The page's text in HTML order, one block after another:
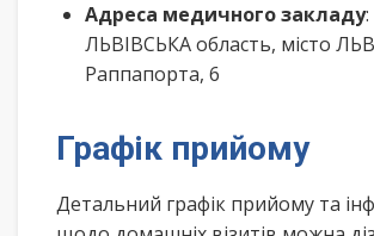
Адреса медичного закладу:
ЛЬВІВСЬКА область, місто
Раппапорта, 6
Графік прийому
Детальний графік прийому та